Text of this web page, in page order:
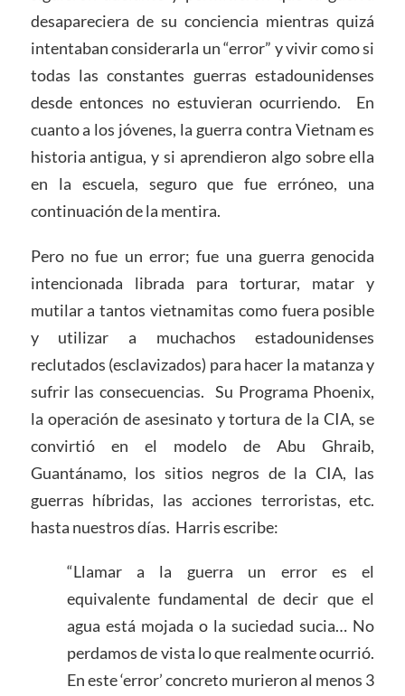
desapareciera de su conciencia mientras quizá
intentaban considerarla un “error” y vivir como si
todas las constantes guerras estadounidenses
desde entonces no estuvieran ocurriendo. En
cuanto a los jóvenes, la guerra contra Vietnam es
historia antigua, y si aprendieron algo sobre ella
en la escuela, seguro que fue erróneo, una
continuación de la mentira.
Pero no fue un error; fue una guerra genocida
intencionada librada para torturar, matar y
mutilar a tantos vietnamitas como fuera posible
y utilizar a muchachos estadounidenses
reclutados (esclavizados) para hacer la matanza y
sufrir las consecuencias. Su Programa Phoenix,
la operación de asesinato y tortura de la CIA, se
convirtió en el modelo de Abu Ghraib,
Guantánamo, los sitios negros de la CIA, las
guerras híbridas, las acciones terroristas, etc.
hasta nuestros días. Harris escribe:
“Llamar a la guerra un error es el
equivalente fundamental de decir que el
agua está mojada o la suciedad sucia… No
perdamos de vista lo que realmente ocurrió.
En este ‘error’ concreto murieron al menos 3